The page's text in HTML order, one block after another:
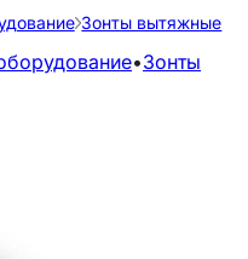
Зонты вытяжные
•Зонты